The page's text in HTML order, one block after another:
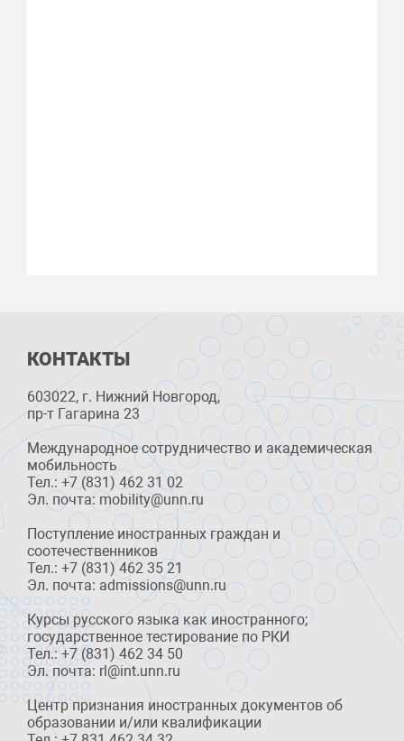
КОНТАКТЫ
603022, г. Нижний Новгород,
пр-т Гагарина 23
Международное сотрудничество и академическая
мобильность
Тел.: +7 (831) 462 31 02
Эл. почта: mobility@unn.ru
Поступление иностранных граждан и
соотечественников
Тел.: +7 (831) 462 35 21
Эл. почта: admissions@unn.ru
Курсы русского языка как иностранного;
государственное тестирование по РКИ
Тел.: +7 (831) 462 34 50
Эл. почта: rl@int.unn.ru
Центр признания иностранных документов об
образовании и/или квалификации